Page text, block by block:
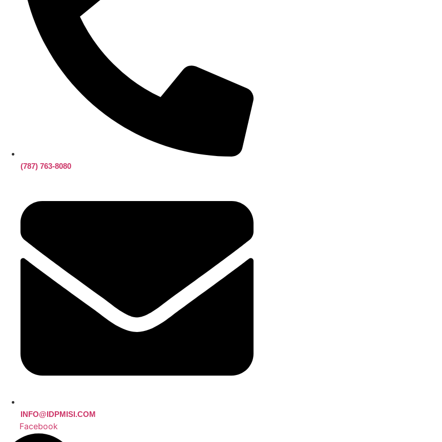
(787) 763-8080
INFO@IDPMISI.COM
Facebook